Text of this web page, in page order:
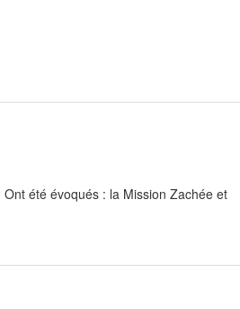
Ont été évoqués : la Mission Zachée et